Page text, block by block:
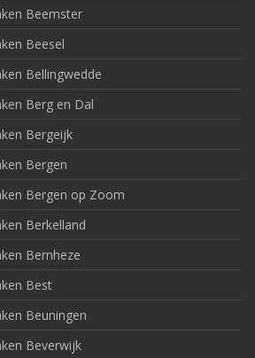
Beemster
Beesel
Bellingwedde
Berg en Dal
Bergeijk
Bergen
Bergen op Zoom
Berkelland
Bernheze
Best
Beuningen
Beverwijk